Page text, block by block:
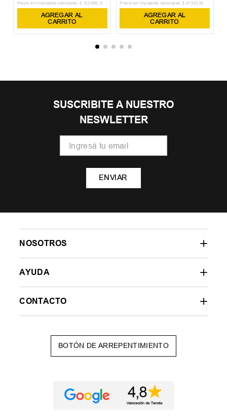
Precio sin impuestos nacionales: $ 123.966, 12
AGREGAR AL
CARRITO
Precio sin impuestos nacionales: $ 47.933,06
AGREGAR AL
CARRITO
SUSCRIBITE A NUESTRO
NESWLETTER
ENVIAR
NOSOTROS
AYUDA
CONTACTO
BOTÓN DE ARREPENTIMIENTO